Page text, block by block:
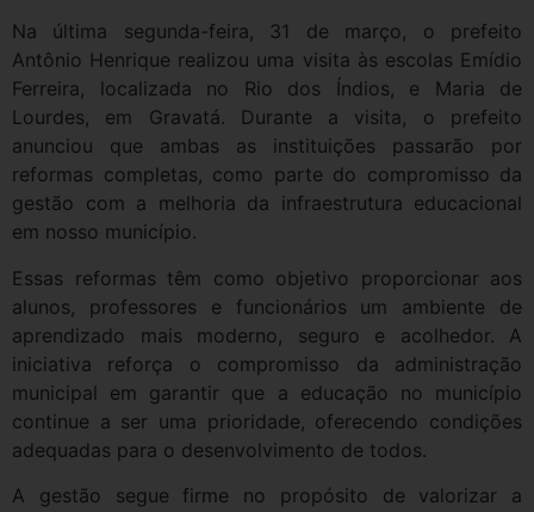
Na última segunda-feira, 31 de março, o prefeito
Antônio Henrique realizou uma visita às escolas Emídio
Ferreira, localizada no Rio dos Índios, e Maria de
Lourdes, em Gravatá. Durante a visita, o prefeito
anunciou que ambas as instituições passarão por
reformas completas, como parte do compromisso da
gestão com a melhoria da infraestrutura educacional
em nosso município.
Essas reformas têm como objetivo proporcionar aos
alunos, professores e funcionários um ambiente de
aprendizado mais moderno, seguro e acolhedor. A
iniciativa reforça o compromisso da administração
municipal em garantir que a educação no município
continue a ser uma prioridade, oferecendo condições
adequadas para o desenvolvimento de todos.
A gestão segue firme no propósito de valorizar a